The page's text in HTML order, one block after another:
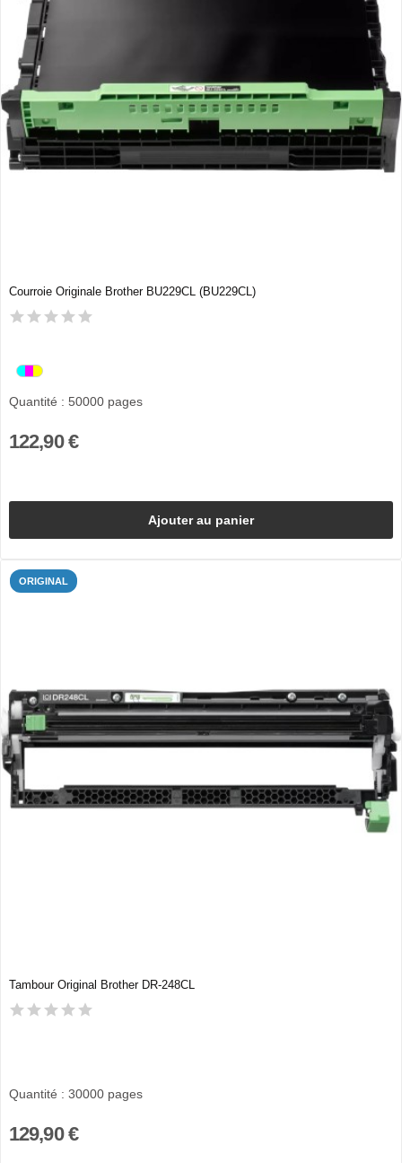
Courroie Originale Brother BU229CL (BU229CL)
Quantité : 50000 pages
122,90 €
Ajouter au panier
ORIGINAL
Tambour Original Brother DR-248CL
Quantité : 30000 pages
129,90 €